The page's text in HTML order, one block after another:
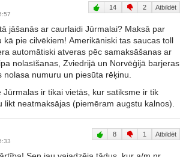
14 2 Atbildēt
jāšanās ar caurlaidi Jūrmalai? Maksā par
kā pie cilvēkiem! Amerikāniski tas saucas toll
automātiski atveras pēc samaksāšanas ar
nolasīšanas, Zviedrijā un Norvēģijā barjeras
nolasa numuru un piesūta rēķinu.
Jūrmalas ir tikai vietās, kur satiksme ir tik
likt neatmaksājas (piemēram augstu kalnos).
8 1 Atbildēt